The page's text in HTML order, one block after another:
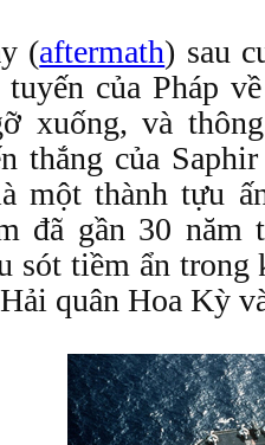
(aftermath) sau
của Pháp
xuống, và
thắng của
một thành tựu
đã gần 30
sót tiềm ẩn trong
quân Hoa Kỳ